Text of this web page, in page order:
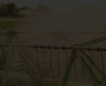
Praca
Ubezpieczenia